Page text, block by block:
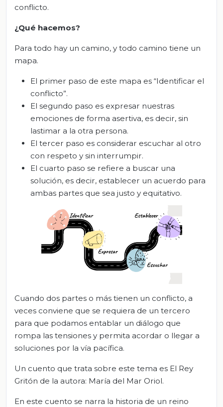
conflicto.
¿Qué hacemos?
Para todo hay un camino, y todo camino tiene un
mapa.
El primer paso de este mapa es “Identificar el
conflicto”.
El segundo paso es expresar nuestras
emociones de forma asertiva, es decir, sin
lastimar a la otra persona.
El tercer paso es considerar escuchar al otro
con respeto y sin interrumpir.
El cuarto paso se refiere a buscar una
solución, es decir, establecer un acuerdo para
ambas partes que sea justo y equitativo.
Cuando dos partes o más tienen un conflicto, a
veces conviene que se requiera de un tercero
para que podamos entablar un diálogo que
rompa las tensiones y permita acordar o llegar a
soluciones por la vía pacífica.
Un cuento que trata sobre este tema es El Rey
Gritón de la autora: María del Mar Oriol.
En este cuento se narra la historia de un reino